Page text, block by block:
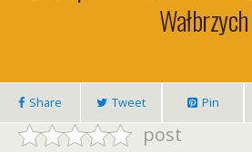
Wałbrzych
Share Tweet Pin
post